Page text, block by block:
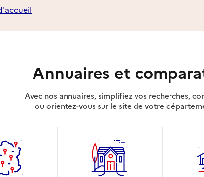
Annuaires et
Avec nos annuaires, simplifiez vos recherches,
ou orientez-vous sur le site de votre